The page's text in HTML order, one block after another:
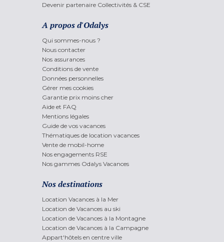
Devenir partenaire Collectivités & CSE
A propos d'Odalys
Qui sommes-nous ?
Nous contacter
Nos assurances
Conditions de vente
Données personnelles
Gérer mes cookies
Garantie prix moins cher
Aide et FAQ
Mentions légales
Guide de vos vacances
Thématiques de location vacances
Vente de mobil-home
Nos engagements RSE
Nos gammes Odalys Vacances
Nos destinations
Location Vacances à la Mer
Location de Vacances au ski
Location de Vacances à la Montagne
Location de Vacances à la Campagne
Appart'hôtels en centre ville